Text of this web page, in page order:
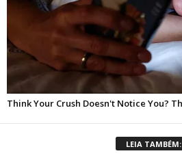
LEIA TAMBÉM: